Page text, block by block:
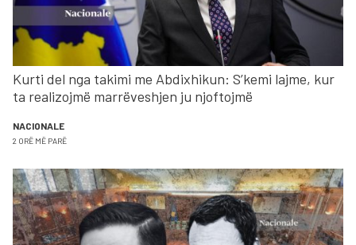
Kurti del nga takimi me Abdixhikun: S’kemi lajme, kur
ta realizojmë marrëveshjen ju njoftojmë
NACIONALE
2 ORË MË PARË